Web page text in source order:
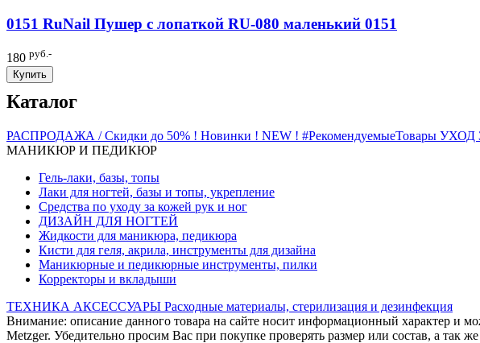
0151 RuNail Пушер с лопаткой RU-080 маленький 0151
180 руб.-
Купить
Каталог
РАСПРОДАЖА / Скидки до 50% ! Новинки ! NEW ! #РекомендуемыеТовары УХОД
МАНИКЮР И ПЕДИКЮР
Гель-лаки, базы, топы
Лаки для ногтей, базы и топы, укрепление
Средства по уходу за кожей рук и ног
ДИЗАЙН ДЛЯ НОГТЕЙ
Жидкости для маникюра, педикюра
Кисти для геля, акрила, инструменты для дизайна
Маникюрные и педикюрные инструменты, пилки
Корректоры и вкладыши
ТЕХНИКА АКСЕССУАРЫ Расходные материалы, стерилизация и дезинфекция
Внимание: описание данного товара на сайте носит информационный характер и
Metzger. Убедительно просим Вас при покупке проверять размер или состав, а так